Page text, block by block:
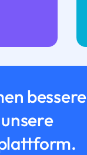
bessere